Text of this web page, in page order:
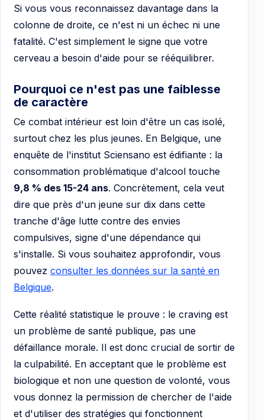
Si vous vous reconnaissez davantage dans la
colonne de droite, ce n'est ni un échec ni une
fatalité. C'est simplement le signe que votre
cerveau a besoin d'aide pour se rééquilibrer.
Pourquoi ce n'est pas une faiblesse
de caractère
Ce combat intérieur est loin d'être un cas isolé,
surtout chez les plus jeunes. En Belgique, une
enquête de l'institut Sciensano est édifiante : la
consommation problématique d'alcool touche
9,8 % des 15-24 ans. Concrètement, cela veut
dire que près d'un jeune sur dix dans cette
tranche d'âge lutte contre des envies
compulsives, signe d'une dépendance qui
s'installe. Si vous souhaitez approfondir, vous
pouvez consulter les données sur la santé en
Belgique.
Cette réalité statistique le prouve : le craving est
un problème de santé publique, pas une
défaillance morale. Il est donc crucial de sortir de
la culpabilité. En acceptant que le problème est
biologique et non une question de volonté, vous
vous donnez la permission de chercher de l'aide
et d'utiliser des stratégies qui fonctionnent